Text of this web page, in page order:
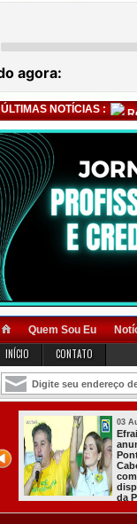
ÚLTIMAS NOTÍCIAS :
Quem Sou Eu
INÍCIO CONTATO
31 July
A